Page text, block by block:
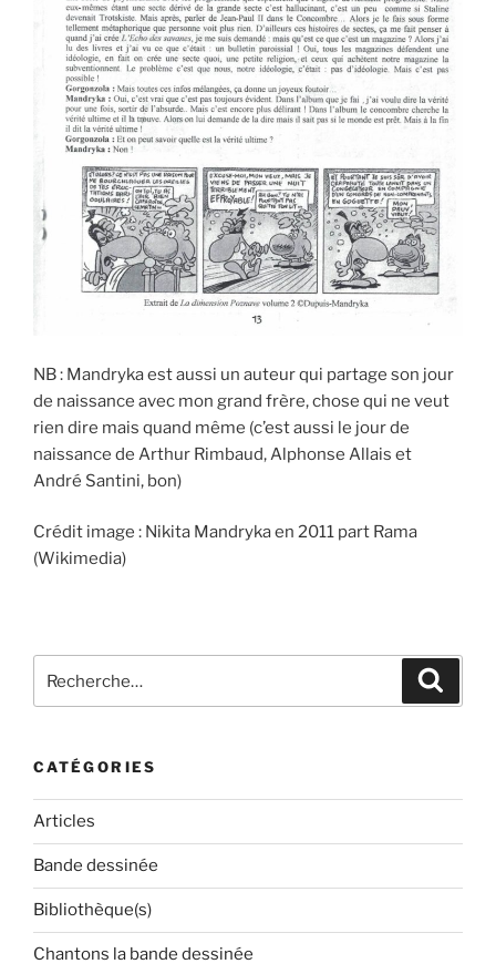
NB : Mandryka est aussi un auteur qui partage son jour
de naissance avec mon grand frère, chose qui ne veut
rien dire mais quand même (c’est aussi le jour de
naissance de Arthur Rimbaud, Alphonse Allais et
André Santini, bon)
Crédit image : Nikita Mandryka en 2011 part Rama
(Wikimedia)
pour
CATÉGORIES
Articles
Bande dessinée
Bibliothèque(s)
Chantons la bande dessinée